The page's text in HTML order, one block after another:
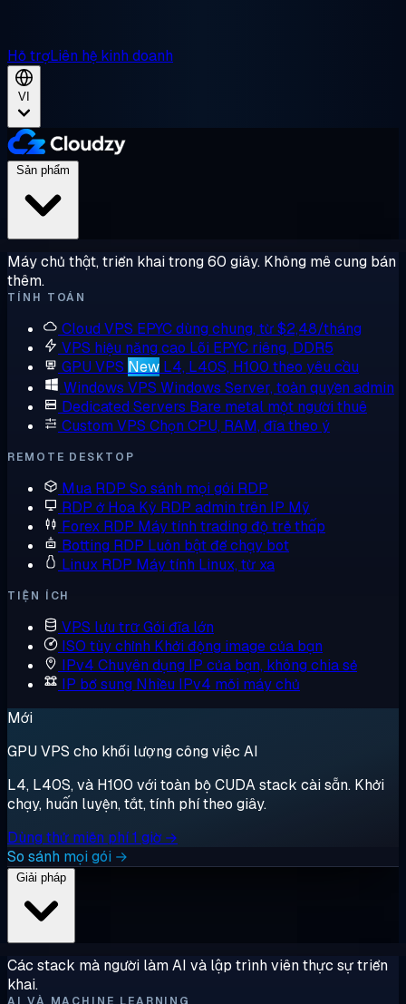
Hỗ trợLiên hệ kinh doanh
VI
Máy chủ thật, triển khai trong 60 giây. Không mê cung bán
thêm.
TÍNH TOÁN
Cloud VPS EPYC dùng chung, từ $2,48/tháng
VPS hiệu năng cao Lõi EPYC riêng, DDR5
GPU VPS New L4, L40S, H100 theo yêu cầu
Windows VPS Windows Server, toàn quyền admin
Dedicated Servers Bare metal một người thuê
Custom VPS Chọn CPU, RAM, đĩa theo ý
REMOTE DESKTOP
Mua RDP So sánh mọi gói RDP
RDP ở Hoa Kỳ RDP admin trên IP Mỹ
Forex RDP Máy tính trading độ trễ thấp
Botting RDP Luôn bật để chạy bot
Linux RDP Máy tính Linux, từ xa
TIỆN ÍCH
VPS lưu trữGói đĩa lớn
ISO tùy chỉnh Khởi động image của bạn
IPv4 Chuyên dụng IP của bạn, không chia sẻ
IP bổ sung Nhiều IPv4 mỗi máy chủ
Mới
GPU VPS cho khối lượng công việc AI
L4, L40S, và H100 với toàn bộ CUDA stack cài sẵn. Khởi
chạy, huấn luyện, tắt, tính phí theo giây.
Dùng thử miễn phí 1 giờ →
So sánh mọi gói →
Các stack mà người làm AI và lập trình viên thực sự triển
khai.